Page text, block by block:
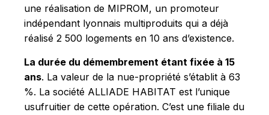
une réalisation de MIPROM, un promoteur
indépendant lyonnais multiproduits qui a déjà
réalisé 2 500 logements en 10 ans d’existence.
La durée du démembrement étant fixée à 15
ans. La valeur de la nue-propriété s’établit à 63
%. La société ALLIADE HABITAT est l’unique
usufruitier de cette opération. C’est une filiale du